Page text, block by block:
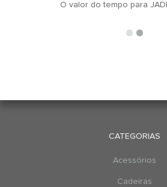
O valor do tempo para
CATEGORIAS
Acessórios
Cadeiras